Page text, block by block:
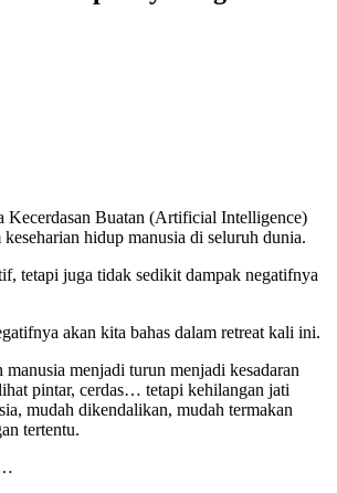
Kecerdasan Buatan (Artificial Intelligence)
keseharian hidup manusia di seluruh dunia.
tetapi juga tidak sedikit dampak negatifnya
akan kita bahas dalam retreat kali ini.
manusia menjadi turun menjadi kesadaran
pintar, cerdas… tetapi kehilangan jati
mudah dikendalikan, mudah termakan
tertentu.